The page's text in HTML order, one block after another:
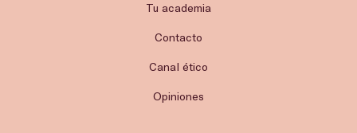
Tu academia
Contacto
Canal ético
Opiniones